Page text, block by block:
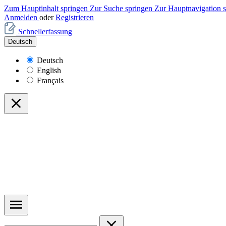
Zum Hauptinhalt springen Zur Suche springen Zur Hauptnavigation
Anmelden oder Registrieren
Schnellerfassung
Deutsch
Deutsch
English
Français